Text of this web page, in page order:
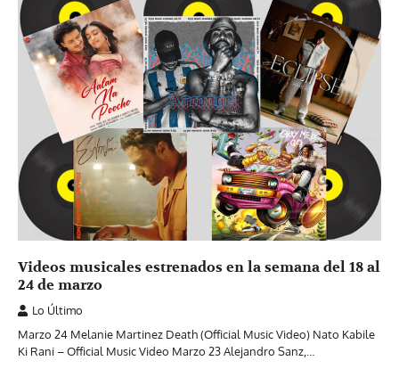
Videos musicales estrenados en la semana del 18 al
24 de marzo
Lo Último
Marzo 24 Melanie Martinez Death (Official Music Video) Nato Kabile
Ki Rani – Official Music Video Marzo 23 Alejandro Sanz,…